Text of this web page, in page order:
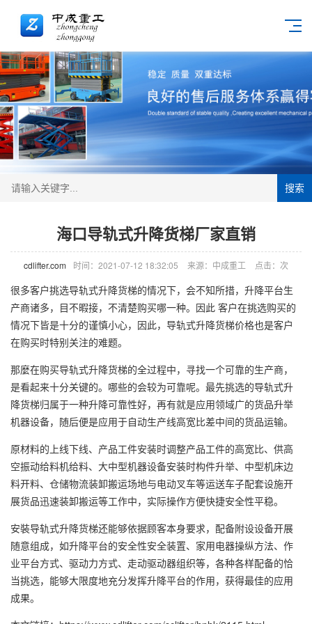
搜索
海口导轨式升降货梯厂家直销
cdlifter.com 时间：2021-07-12 18:32:05 来源：中成重工 点击： 次
很多客户挑选导轨式升降货梯的情况下，会不知所措，升降平台生
产商诸多，目不暇接，不清楚购买哪一种。因此 客户在挑选购买的
情况下皆是十分的谨慎小心，因此，导轨式升降货梯价格也是客户
在购买时特别关注的难题。
那麼在购买导轨式升降货梯的全过程中，寻找一个可靠的生产商，
是看起来十分关键的。哪些的会较为可靠呢。最先挑选的导轨式升
降货梯归属于一种升降可靠性好，再有就是应用领域广的货品升举
机器设备，随后便是应用于自动生产线高宽比差中间的货品运输。
原材料的上线下线、产品工件安装时调整产品工件的高宽比、供高
空振动给料机给料、大中型机器设备安装时构件升举、中型机床边
料开料、仓储物流装卸搬运场地与电动叉车等运送车子配套设施开
展货品迅速装卸搬运等工作中，实际操作方便快捷安全性平稳。
安裝导轨式升降货梯还能够依据顾客本身要求，配备附设设备开展
随意组成，如升降平台的安全性安全装置、家用电器操纵方法、作
业平台方式、驱动力方式、走动驱动器组织等，各种各样配备的恰
当挑选，能够大限度地充分发挥升降平台的作用，获得最佳的应用
成果。